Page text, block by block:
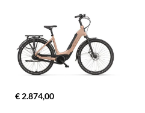
€ 2.874,00